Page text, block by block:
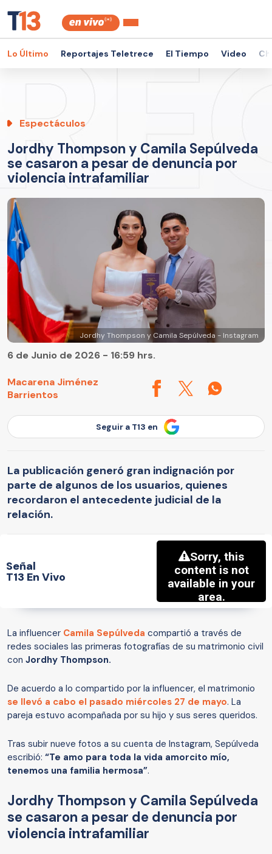
Lo Último Reportajes Teletrece El Tiempo Video
Espectáculos
Jordhy Thompson y Camila Sepúlveda
se casaron a pesar de denuncia por
violencia intrafamiliar
Jordhy Thompson y Camila Sepúlveda - Instagram
Macarena Jiménez
Barrientos
6 de Junio de 2026 - 16:59 hrs.
Seguir a T13 en
La publicación generó gran indignación por
parte de algunos de los usuarios, quienes
recordaron el antecedente judicial de la
relación.
Señal
T13 En Vivo
La influencer Camila Sepúlveda compartió a través de
redes sociales las primeras fotografías de su matrimonio civil
con Jordhy Thompson.
De acuerdo a lo compartido por la influencer, el matrimonio
se llevó a cabo el pasado miércoles 27 de mayo. La
pareja estuvo acompañada por su hijo y sus seres queridos.
Tras subir nueve fotos a su cuenta de Instagram, Sepúlveda
escribió: “Te amo para toda la vida amorcito mío,
tenemos una familia hermosa”.
Jordhy Thompson y Camila Sepúlveda
se casaron a pesar de denuncia por
violencia intrafamiliar